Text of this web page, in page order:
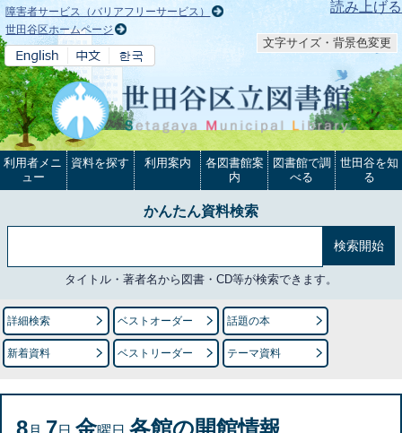
本文へ 読み上げる
障害者サービス（バリアフリーサービス）
世田谷区ホームページ
文字サイズ・背景色変更
利用者メニ
ュー
資料を探す 利用案内
各図書館案
内
図書館で調
べる
世田谷を知
る
かんたん資料検索
タイトル・著者名から図書・CD等が検索できます。
詳細検索 ベストオーダー 話題の本
新着資料 ベストリーダー テーマ資料